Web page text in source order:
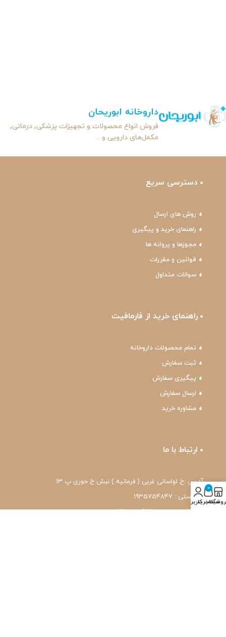
داروخانه ابوریحان
فروش انواع محصولات و تجهیزات پزشکی٬ درمانی٬
مکمل‌های دارویی و ...
دسترسی سریع
روش های ارسال
راهنمای خرید و پیگیری
مجوزها و پروانه ها
قوانین و مقررات
سوالات متداول
راهنمای خرید از فارمافیت
تمام محصولات داروخانه
ثبت سفارش
پیگیری سفارش
ارسال سفارش
مشاوره خرید
ارتباط با ما
آدرس :خ لواسانی غربی ( فرمانیه ) نبش خ حوری پ 13
کد پستی : 1935754847
شماره تماس: 22239171-۰۲۱
0
سبد خرید
حساب کاربری من